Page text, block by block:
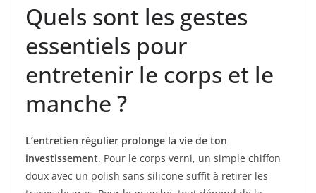
Quels sont les gestes
essentiels pour
entretenir le corps et le
manche ?
L’entretien régulier prolonge la vie de ton
investissement. Pour le corps verni, un simple chiffon
doux avec un polish sans silicone suffit à retirer les